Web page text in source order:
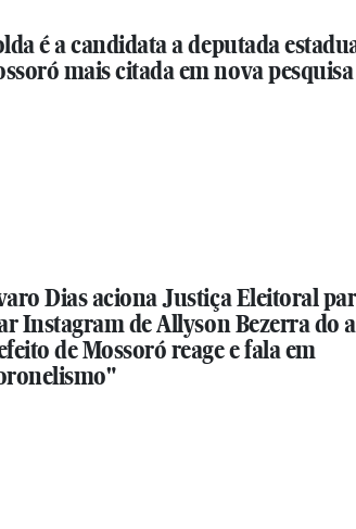
é a candidata a deputada
mais citada em nova pesquisa
Dias aciona Justiça Eleitoral
Instagram de Allyson Bezerra do
de Mossoró reage e fala em